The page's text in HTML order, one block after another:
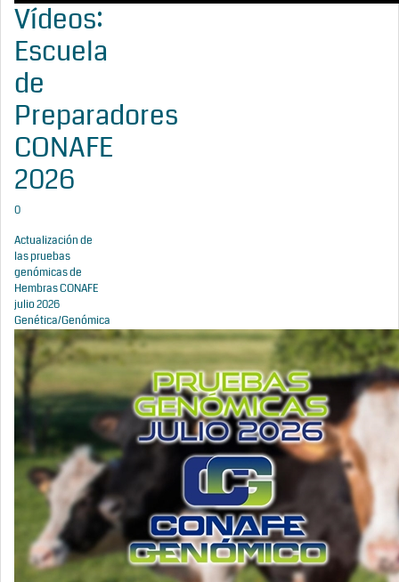
Vídeos:
Escuela
de
Preparadores
CONAFE
2026
0
Actualización de
las pruebas
genómicas de
Hembras CONAFE
julio 2026
Genética/Genómica